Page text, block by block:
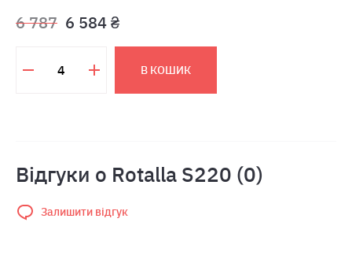
6 787 6 584 ₴
В КОШИК
Відгуки о Rotalla S220 (0)
Залишити відгук